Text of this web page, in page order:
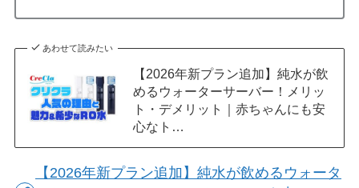
あわせて読みたい
【2026年新プラン追加】純水が飲
めるウォーターサーバー！メリッ
ト・デメリット｜赤ちゃんにも安
心なト…
【2026年新プラン追加】純水が飲めるウォータ